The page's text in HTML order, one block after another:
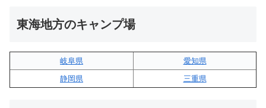
東海地方のキャンプ場
岐阜県
愛知県
静岡県
三重県